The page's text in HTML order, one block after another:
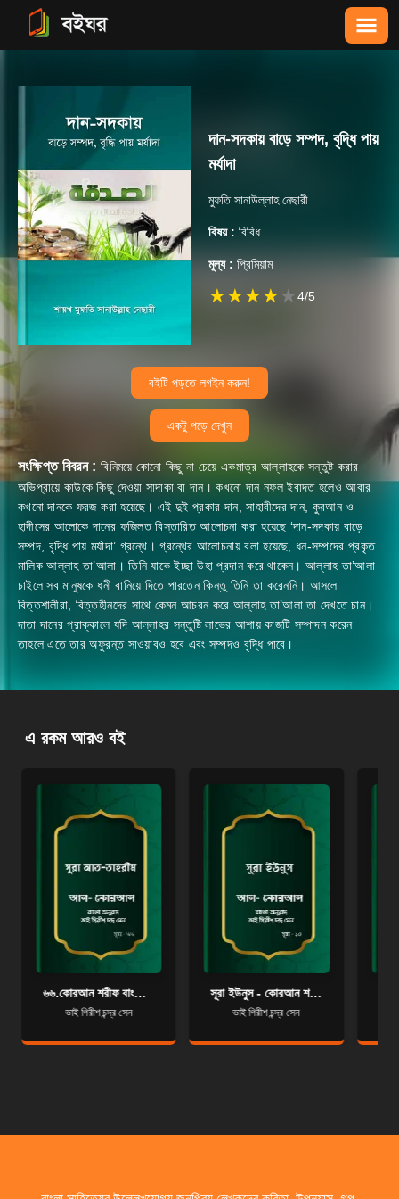
দান-সদকায় বাড়ে সম্পদ, বৃদ্ধি পায়
মর্যাদা
মুফতি সানাউল্লাহ নেছারী
বিষয় : বিবিধ
মূল্য : প্রিমিয়াম
★★★★★4/5
বইটি পড়তে লগইন করুন!
একটু পড়ে দেখুন
সংক্ষিপ্ত বিবরন : বিনিময়ে কোনো কিছু না চেয়ে একমাত্র আল্লাহকে সন্তুষ্ট করার
অভিপ্রায়ে কাউকে কিছু দেওয়া সাদাকা বা দান। কখনো দান নফল ইবাদত হলেও আবার
কখনো দানকে ফরজ করা হয়েছে। এই দুই প্রকার দান, সাহাবীদের দান, কুরআন ও
হাদীসের আলোকে দানের ফজিলত বিস্তারিত আলোচনা করা হয়েছে ‘দান-সদকায় বাড়ে
সম্পদ, বৃদ্ধি পায় মর্যাদা’ গ্রন্থে। গ্রন্থের আলোচনায় বলা হয়েছে, ধন-সম্পদের প্রকৃত
মালিক আল্লাহ তা’আলা। তিনি যাকে ইচ্ছা উহা প্রদান করে থাকেন। আল্লাহ তা’আলা
চাইলে সব মানুষকে ধনী বানিয়ে দিতে পারতেন কিন্তু তিনি তা করেননি। আসলে
বিত্তশালীরা, বিত্তহীনদের সাথে কেমন আচরন করে আল্লাহ তা’আলা তা দেখতে চান।
দাতা দানের প্রাক্কালে যদি আল্লাহর সন্তুষ্টি লাভের আশায় কাজটি সম্পাদন করেন
তাহলে এতে তার অফুরন্ত সাওয়াবও হবে এবং সম্পদও বৃদ্ধি পাবে।
এ রকম আরও বই
৬৬.কোরআন শরীফ বাংলা অনুবাদ - সূরা আত-তাহরীম
ভাই গিরীশ চন্দ্র সেন
সূরা ইউনুস - কোরআন শরীফ বাংলা অনুবাদ - সূরা ১০
ভাই গিরীশ চন্দ্র সেন